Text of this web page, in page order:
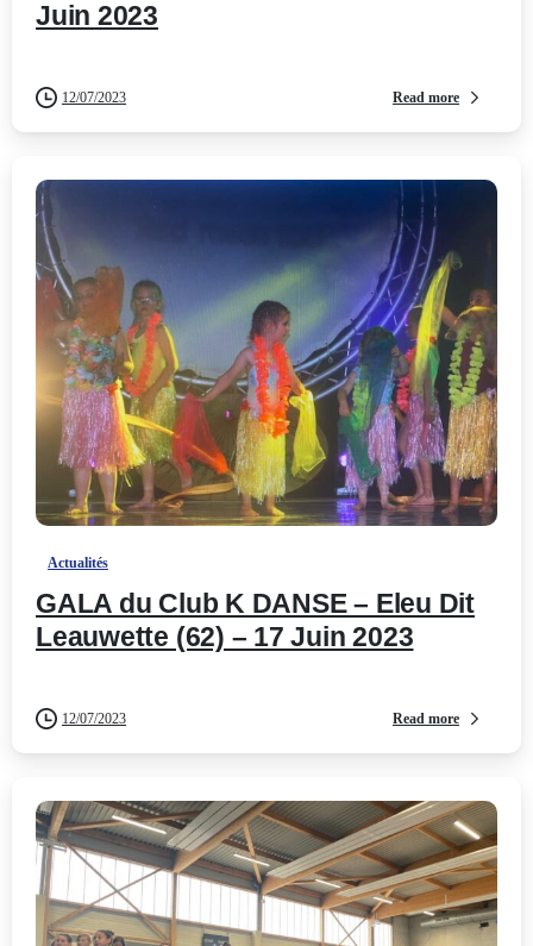
Juin 2023
12/07/2023 Read more
-
Actualités
GALA du Club K DANSE – Eleu Dit
Leauwette (62) – 17 Juin 2023
12/07/2023 Read more